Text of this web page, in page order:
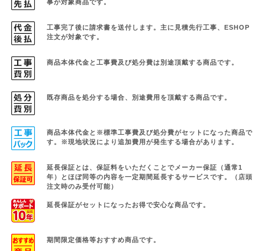
事が対象商品です。
工事完了後に請求書を送付します。主に見積先行工事、ESHOP
注文が対象です。
商品本体代金と工事費及び処分費は別途頂戴する商品です。
既存商品を処分する場合、別途費用を頂戴する商品です。
商品本体代金と※標準工事費及び処分費がセットになった商品で
す。 ※現地状況により追加費用が発生する場合があります。
延長保証とは、保証料をいただくことでメーカー保証（通常1
年）とほぼ同等の内容を一定期間延長するサービスです。（店頭
注文時のみ受付可能）
延長保証がセットになったお得で安心な商品です。
期間限定価格等おすすめ商品です。